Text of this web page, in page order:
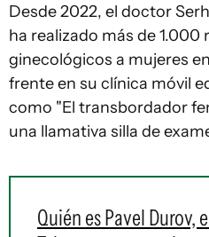
Desde 2022, el doctor
ha realizado más de
ginecológicos a mujeres
frente en su clínica móvil
como "El transbordador
una llamativa silla de
Quién es Pavel Durov,